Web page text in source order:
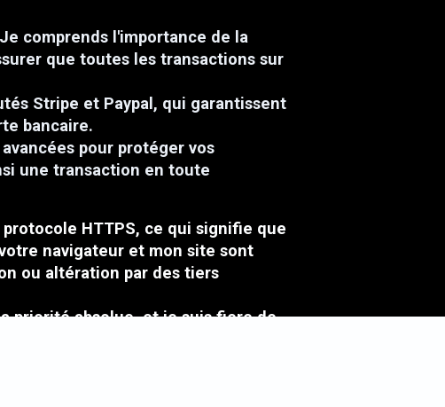
comprends l'importance de la
que toutes les transactions sur
Stripe et Paypal, qui garantissent
bancaire.
pour protéger vos
une transaction en toute
HTTPS, ce qui signifie que
navigateur et mon site sont
ou altération par des tiers
priorité absolue, et je suis fiere de